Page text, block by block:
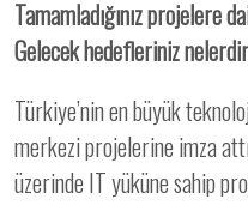
Tamamladığınız projelere
Gelecek hedefleriniz
Türkiye’nin en büyük
merkezi projelerine imza
üzerinde IT yüküne sahip